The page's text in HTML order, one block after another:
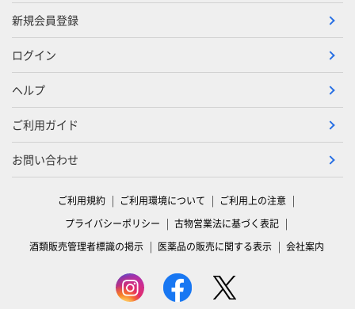
新規会員登録
ログイン
ヘルプ
ご利用ガイド
お問い合わせ
ご利用規約 ご利用環境について
ご利用上の注意
プライバシーポリシー
古物営業法に基づく表記
酒類販売管理者標識の掲示
医薬品の販売に関する表示 会社案内